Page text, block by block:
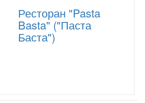
Ресторан "Pasta
Basta" ("Паста
Баста")